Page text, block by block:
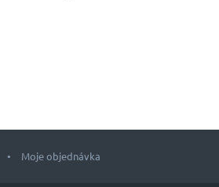
Moje objednávka